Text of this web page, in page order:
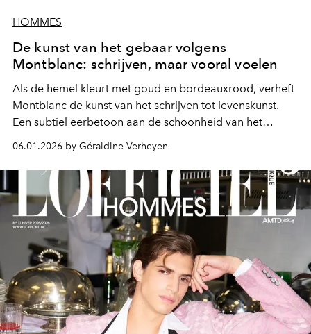
HOMMES
De kunst van het gebaar volgens
Montblanc: schrijven, maar vooral voelen
Als de hemel kleurt met goud en bordeauxrood, verheft
Montblanc de kunst van het schrijven tot levenskunst.
Een subtiel eerbetoon aan de schoonheid van het
06.01.2026 by Géraldine Verheyen